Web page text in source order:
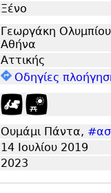
Ξένο
Γεωργάκη
Αθήνα
Αττικής
Οδηγίες
Ουμάμι Πάντα,
14 Ιουλίου 2019
2023